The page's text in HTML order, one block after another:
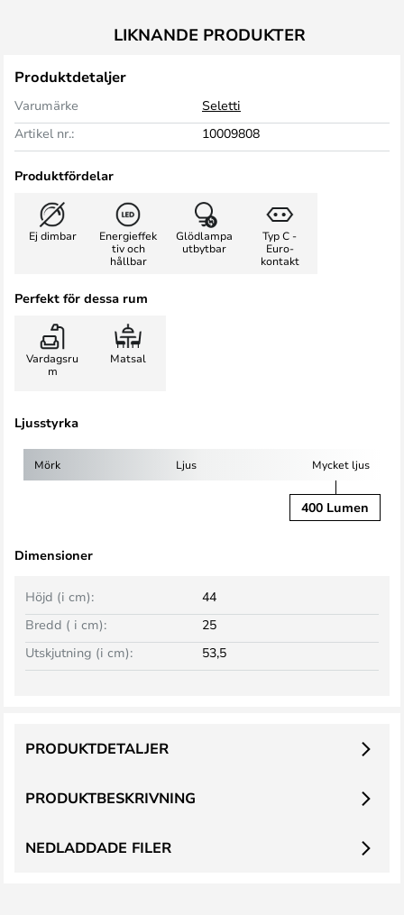
LIKNANDE PRODUKTER
Produktdetaljer
Varumärke
Seletti
Artikel nr.:
10009808
Produktfördelar
Ej dimbar
Energieffek
tiv och
hållbar
Glödlampa
utbytbar
Typ C -
Euro-
kontakt
Perfekt för dessa rum
Vardagsru
m
Matsal
Ljusstyrka
Mörk Ljus Mycket ljus
400 Lumen
Dimensioner
Bredd ( i cm): 25
Höjd (i cm): 44
Utskjutning (i cm): 53,5
PRODUKTBESKRIVNING
PRODUKTDETALJER
NEDLADDADE FILER